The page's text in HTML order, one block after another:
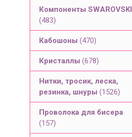
Компоненты SWAROVSKI
(483)
Кабошоны (470)
Кристаллы (678)
Нитки, тросик, леска,
резинка, шнуры (1526)
Проволока для бисера
(157)